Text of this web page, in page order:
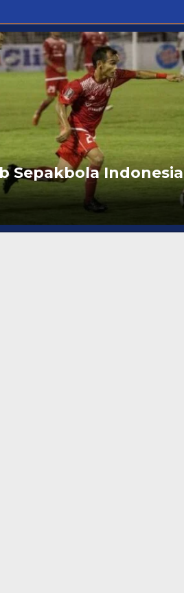
Sepakbola Indonesia